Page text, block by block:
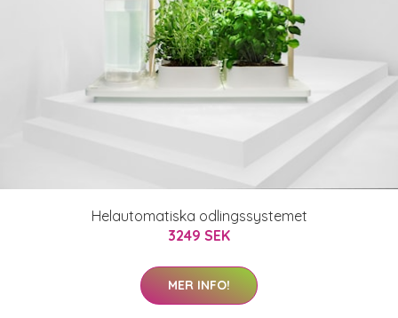
Helautomatiska odlingssystemet
3249 SEK
MER INFO!